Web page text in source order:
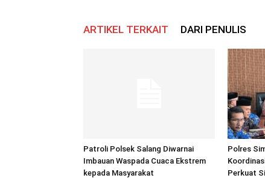
ARTIKEL TERKAIT DARI PENULIS
Patroli Polsek Salang Diwarnai
Imbauan Waspada Cuaca Ekstrem
kepada Masyarakat
Polres
Perkuat